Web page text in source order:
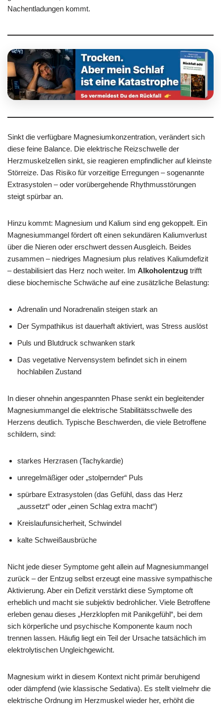
Nachentladungen kommt.
Sinkt die verfügbare Magnesiumkonzentration, verändert sich
diese feine Balance. Die elektrische Reizschwelle der
Herzmuskelzellen sinkt, sie reagieren empfindlicher auf kleinste
Störreize. Das Risiko für vorzeitige Erregungen – sogenannte
Extrasystolen – oder vorübergehende Rhythmusstörungen
steigt spürbar an.
Hinzu kommt: Magnesium und Kalium sind eng gekoppelt. Ein
Magnesiummangel fördert oft einen sekundären Kaliumverlust
über die Nieren oder erschwert dessen Ausgleich. Beides
zusammen – niedriges Magnesium plus relatives Kaliumdefizit
– destabilisiert das Herz noch weiter. Im Alkoholentzug trifft
diese biochemische Schwäche auf eine zusätzliche Belastung:
Adrenalin und Noradrenalin steigen stark an
Der Sympathikus ist dauerhaft aktiviert, was Stress auslöst
Puls und Blutdruck schwanken stark
Das vegetative Nervensystem befindet sich in einem
hochlabilen Zustand
In dieser ohnehin angespannten Phase senkt ein begleitender
Magnesiummangel die elektrische Stabilitätsschwelle des
Herzens deutlich. Typische Beschwerden, die viele Betroffene
schildern, sind:
starkes Herzrasen (Tachykardie)
unregelmäßiger oder „stolpernder“ Puls
spürbare Extrasystolen (das Gefühl, dass das Herz
„aussetzt“ oder „einen Schlag extra macht“)
Kreislaufunsicherheit, Schwindel
kalte Schweißausbrüche
Nicht jede dieser Symptome geht allein auf Magnesiummangel
zurück – der Entzug selbst erzeugt eine massive sympathische
Aktivierung. Aber ein Defizit verstärkt diese Symptome oft
erheblich und macht sie subjektiv bedrohlicher. Viele Betroffene
erleben genau dieses „Herzklopfen mit Panikgefühl“, bei dem
sich körperliche und psychische Komponente kaum noch
trennen lassen. Häufig liegt ein Teil der Ursache tatsächlich im
elektrolytischen Ungleichgewicht.
Magnesium wirkt in diesem Kontext nicht primär beruhigend
oder dämpfend (wie klassische Sedativa). Es stellt vielmehr die
elektrische Ordnung im Herzmuskel wieder her, erhöht die